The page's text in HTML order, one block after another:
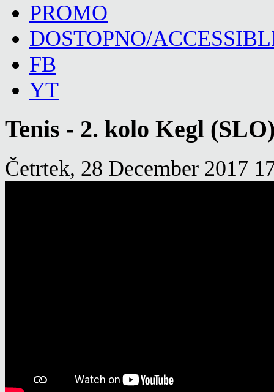
PROMO
DOSTOPNO/
FB
YT
Tenis - 2. kolo Kegl
Četrtek, 28 December 2017